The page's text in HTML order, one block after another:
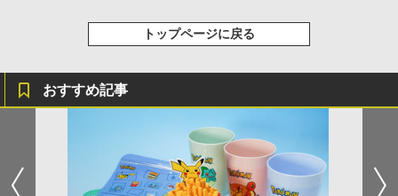
トップページに戻る
おすすめ記事